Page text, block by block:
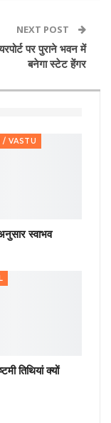
NEXT POST
पर पुराने भवन में
बनेगा स्टेट हेंगर
/ VASTU
स्वाभव
तिथियां क्यों